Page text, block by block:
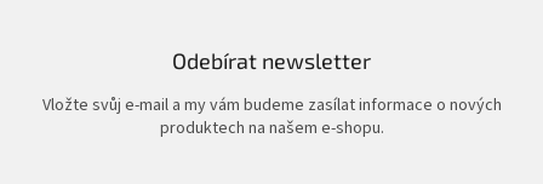
Odebírat newsletter
Vložte svůj e-mail a my vám budeme zasílat informace o nových
produktech na našem e-shopu.